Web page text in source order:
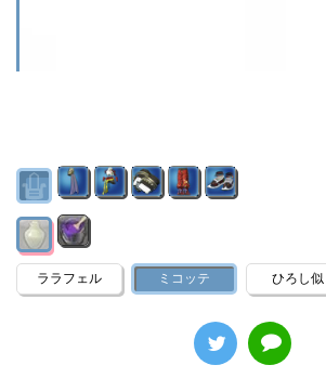
ララフェル ミコッテ ひろし似